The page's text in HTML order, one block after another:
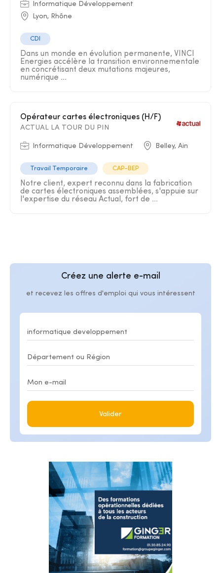
Informatique Développement
Lyon, Rhône
CDI
Dans un monde en évolution permanente, VINCI
Energies accélère la transition environnementale
en concrétisant deux mutations majeures,
numérique ...
Opérateur cartes électroniques (H/F)
ACTUAL LA TOUR DU PIN
Informatique Développement Belley, Ain
Travail Temporaire CAP-BEP
Notre client, expert reconnu dans la fabrication
de cartes électroniques assemblées, s'appuie sur
l'expertise du réseau Actual, fort de ...
Créez une alerte e-mail
et recevez les offres d'emploi qui vous intéressent
Valider